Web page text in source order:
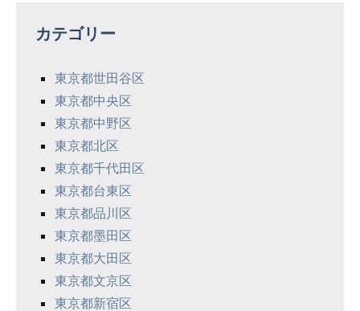
ー
カテゴリー
東京都世田谷区
東京都中央区
東京都中野区
東京都北区
東京都千代田区
東京都台東区
東京都品川区
東京都墨田区
東京都大田区
東京都文京区
東京都新宿区